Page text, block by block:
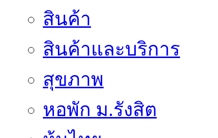
สินค้า
สินค้าและบริการ
สุขภาพ
หอพัก ม.รังสิต